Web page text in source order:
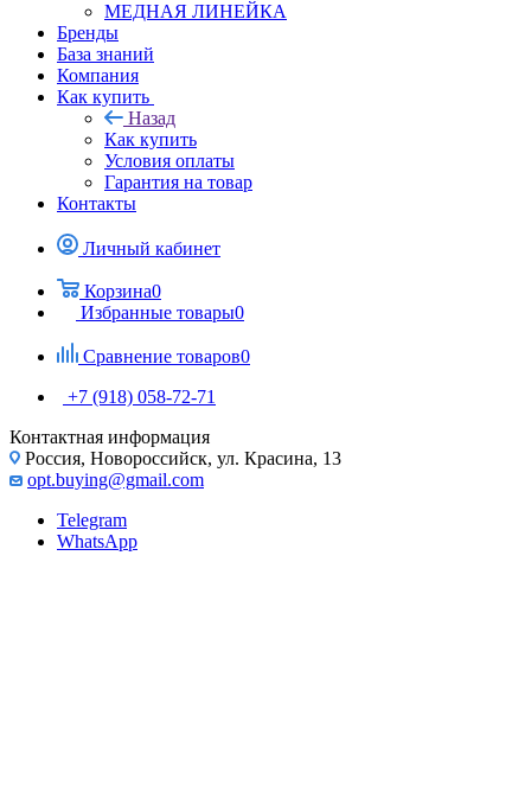
МЕДНАЯ ЛИНЕЙКА
Бренды
База знаний
Компания
Как купить
Назад
Как купить
Условия оплаты
Гарантия на товар
Контакты
Личный кабинет
Корзина0
Избранные товары0
Сравнение товаров0
+7 (918) 058-72-71
Контактная информация
Россия, Новороссийск, ул. Красина, 13
opt.buying@gmail.com
Telegram
WhatsApp